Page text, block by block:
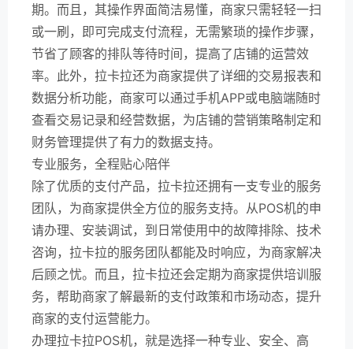
期。而且，其操作界面简洁易懂，商家只需轻轻一扫
或一刷，即可完成支付流程，无需繁琐的操作步骤，
节省了顾客的排队等待时间，提高了店铺的运营效
率。此外，拉卡拉还为商家提供了详细的交易报表和
数据分析功能，商家可以通过手机APP或电脑端随时
查看交易记录和经营数据，为店铺的营销策略制定和
财务管理提供了有力的数据支持。
专业服务，全程贴心陪伴
除了优质的支付产品，拉卡拉还拥有一支专业的服务
团队，为商家提供全方位的服务支持。从POS机的申
请办理、安装调试，到日常使用中的故障排除、技术
咨询，拉卡拉的服务团队都能及时响应，为商家解决
后顾之忧。而且，拉卡拉还会定期为商家提供培训服
务，帮助商家了解最新的支付政策和市场动态，提升
商家的支付运营能力。
办理拉卡拉POS机，就是选择一种专业、安全、高